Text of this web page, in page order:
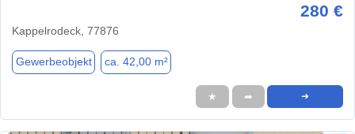
280 €
Kappelrodeck, 77876
Gewerbeobjekt ca. 42,00 m²
★ ➦ ➜